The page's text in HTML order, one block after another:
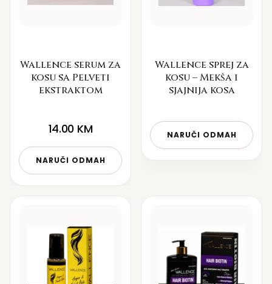
Wallence serum za
kosu sa Pelveti
ekstraktom
14.00 KM
NARUČI ODMAH
Wallence sprej za
kosu – Mekša i
sjajnija kosa
NARUČI ODMAH